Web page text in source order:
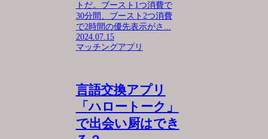
トだ。ブースト1つ消費で
30分間、ブースト2つ消費
で2時間の優先表示がさ...
2024.07.15
マッチングアプリ
言語交換アプリ
「ハロートーク」
で出会い厨はでき